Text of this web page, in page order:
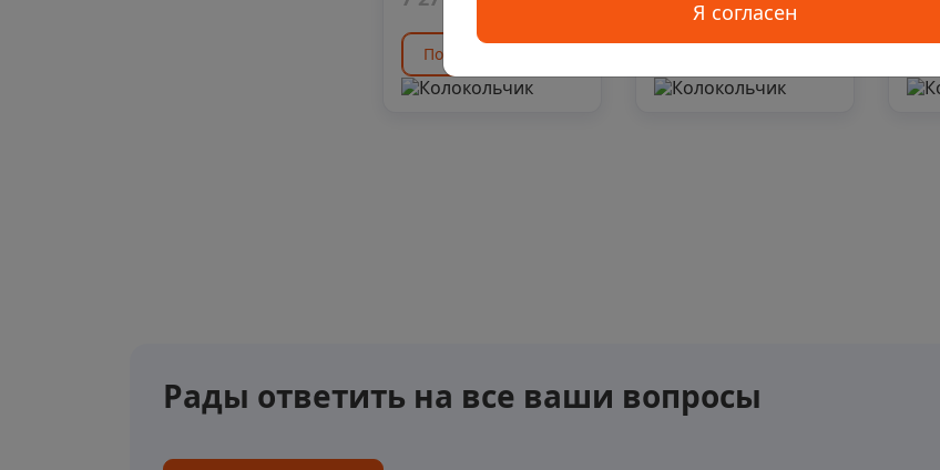
Подобрать аналог
Рады ответить на все ваши вопросы
Я согласен